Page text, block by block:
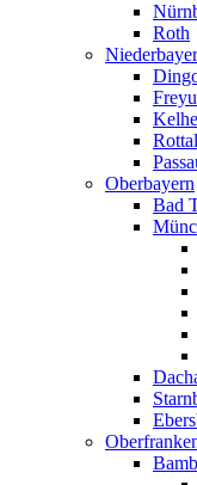
Roth
Oberbayern
Bad